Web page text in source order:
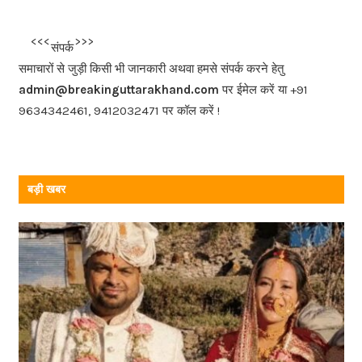
b
o
o
k
<<<
संपर्क
>>>
समाचारों से जुड़ी किसी भी जानकारी अथवा हमसे संपर्क करने हेतु
admin@breakinguttarakhand.com पर ईमेल करें या +91
9634342461, 9412032471 पर कॉल करें !
बड़ी खबर